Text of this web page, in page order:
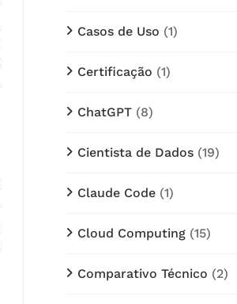
Casos de Uso (1)
Certificação (1)
ChatGPT (8)
Cientista de Dados (19)
Claude Code (1)
Cloud Computing (15)
Comparativo Técnico (2)